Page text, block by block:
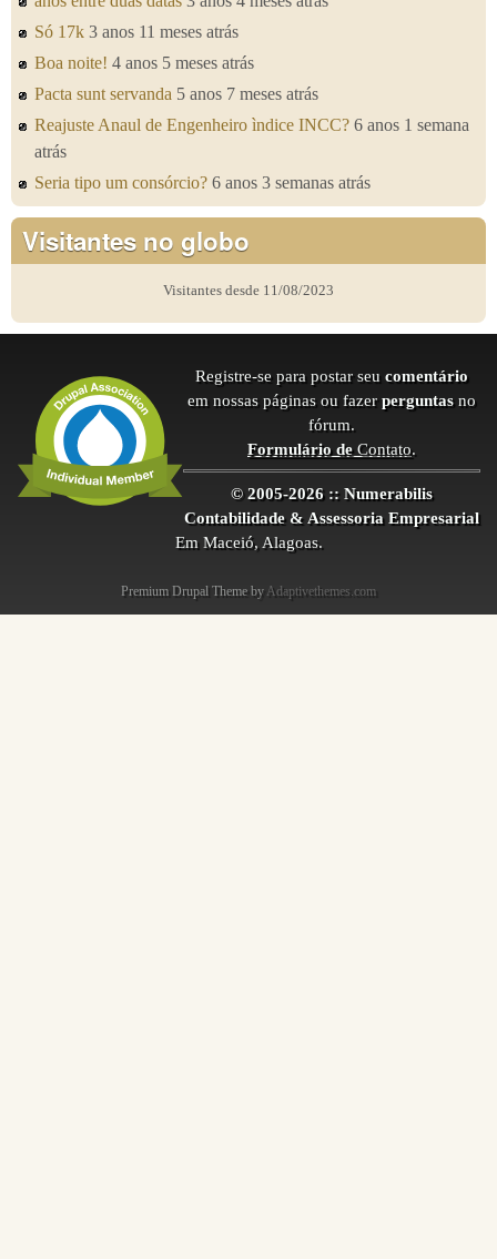
Só 17k 3 anos 11 meses atrás
Boa noite! 4 anos 5 meses atrás
Pacta sunt servanda 5 anos 7 meses atrás
Reajuste Anaul de Engenheiro ìndice INCC? 6 anos 1 semana
atrás
Seria tipo um consórcio? 6 anos 3 semanas atrás
Visitantes no globo
Visitantes desde 11/08/2023
Registre-se para postar seu comentário
em nossas páginas ou fazer perguntas no
fórum.
Formulário deContato.
© 2005-2026 :: Numerabilis
Contabilidade & Assessoria Empresarial
Em Maceió, Alagoas.
Premium Drupal Theme by Adaptivethemes.com